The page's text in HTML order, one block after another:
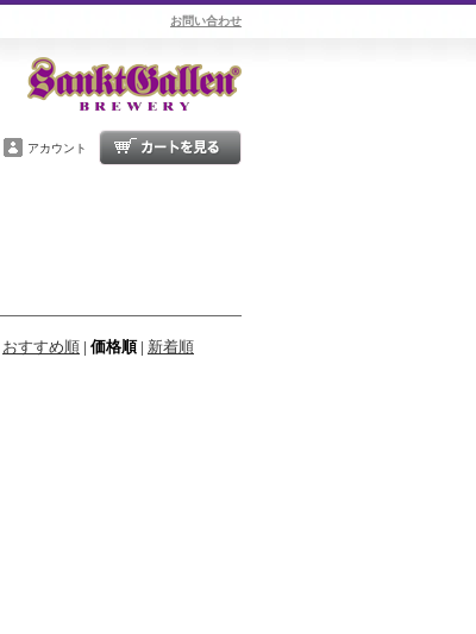
お問い合わせ
アカウント
おすすめ順 | 価格順| 新着順